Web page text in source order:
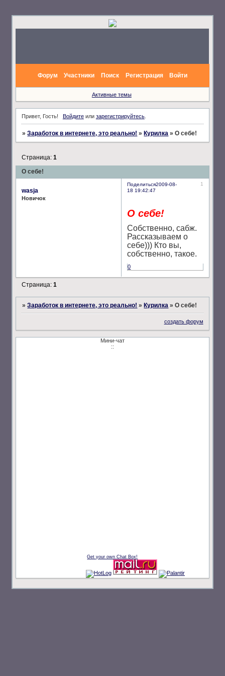
Форум Участники Поиск Регистрация Войти
Активные темы
Привет, Гость! Войдитеили зарегистрируйтесь.
»Заработок в интернете, это реально! » Курилка »О себе!
О себе!
Страница:1
Поделиться 1
2009-08-
18 19:42:47
wasja
Новичок
О себе!
Собственно, сабж.
Рассказываем о
себе))) Кто вы,
собственно, такое.
0
Страница:1
»Заработок в интернете, это реально! » Курилка »О себе!
создать форум
Мини-чат
::
Get your own Chat Box!